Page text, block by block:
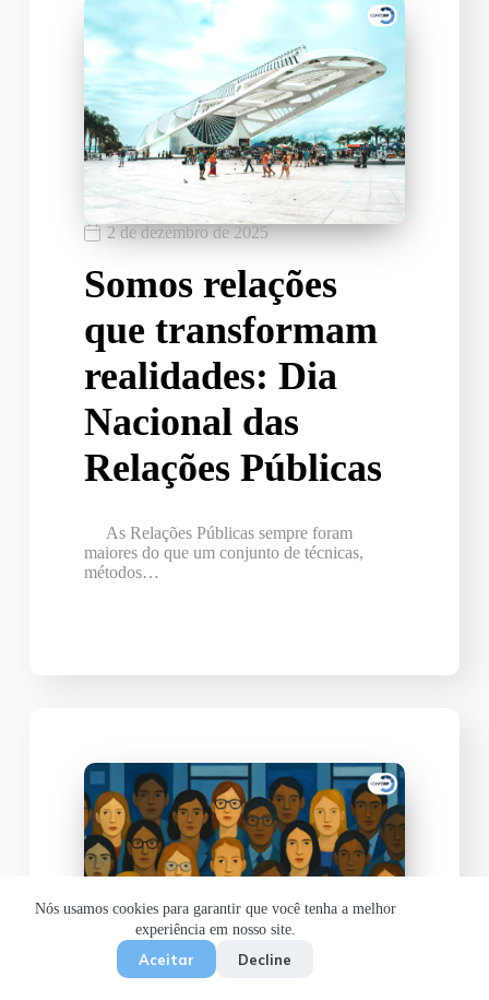
Nós usamos cookies para garantir que você tenha a melhor
experiência em nosso site.
Aceitar Decline
2 de dezembro de 2025
Somos relações
que transformam
realidades: Dia
Nacional das
Relações Públicas
As Relações Públicas sempre foram
maiores do que um conjunto de técnicas,
métodos…